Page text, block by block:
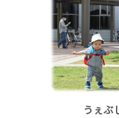
うぇぶ